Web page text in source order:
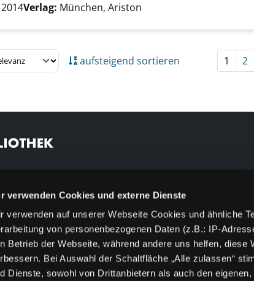
verwenden Cookies und externe Dienste
verwenden auf unserer Webseite Cookies und ähnliche
von personenbezogenen Daten (z.B.: IP-
Betrieb der Webseite, während andere uns helfen, diese
Bei Auswahl der Schaltfläche „Alle zulassen“
Dienste, sowohl von Drittanbietern als auch den
2014Verlag: München, Ariston
aufsteigend sortieren 1 2
Feedback
Kontakt
Über uns
Jobs